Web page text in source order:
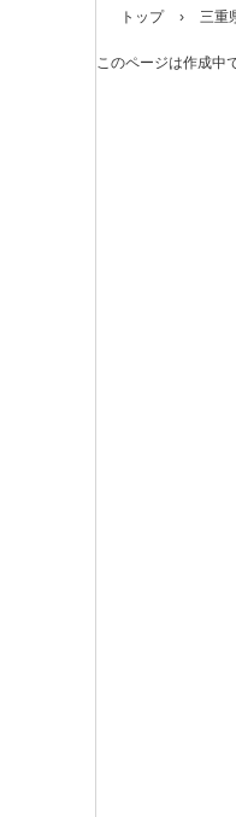
トップ › 三重
このページは作成中